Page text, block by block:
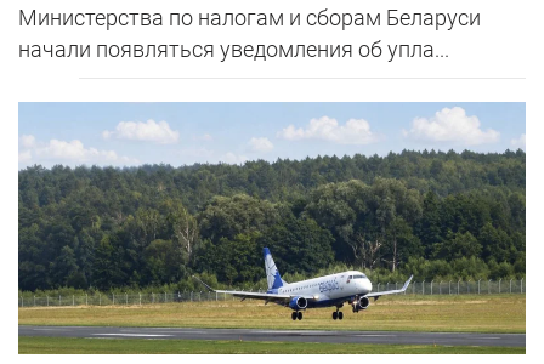
Министерства по налогам и сборам Беларуси
начали появляться уведомления об упла...